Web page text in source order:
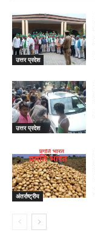
उत्तर प्रदेश
उत्तर प्रदेश
अंतर्राष्ट्रीय